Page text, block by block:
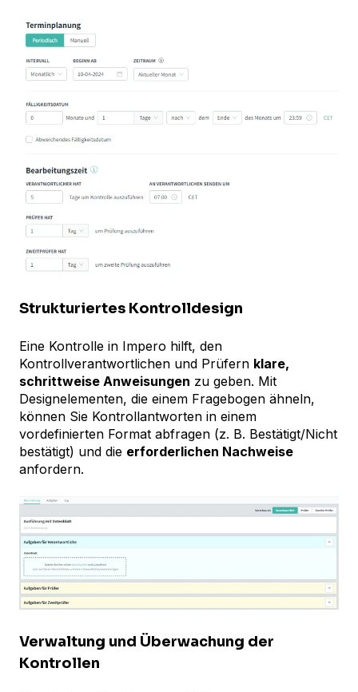
Strukturiertes Kontrolldesign
Eine Kontrolle in Impero hilft, den
Kontrollverantwortlichen und Prüfern klare,
schrittweise Anweisungen zu geben. Mit
Designelementen, die einem Fragebogen ähneln,
können Sie Kontrollantworten in einem
vordefinierten Format abfragen (z. B. Bestätigt/Nicht
bestätigt) und die erforderlichen Nachweise
anfordern.
Verwaltung und Überwachung der
Kontrollen